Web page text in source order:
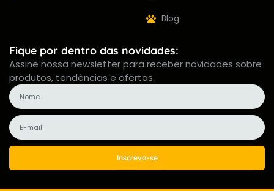
Blog
Fique por dentro das novidades:
Assine nossa newsletter para receber novidades sobre
produtos, tendências e ofertas.
Inscreva-se